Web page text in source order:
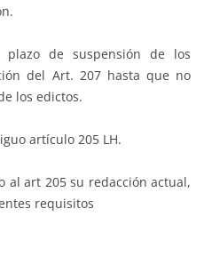
de suspensión de los
del Art. 207 hasta que no
los edictos.
artículo 205 LH.
al art 205 su redacción actual,
requisitos